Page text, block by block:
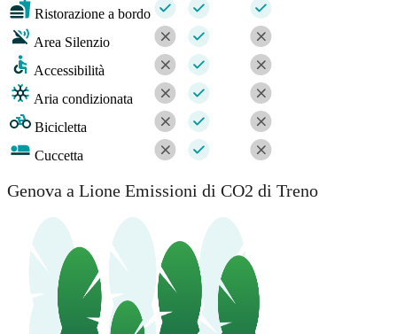
Ristorazione a bordo
Area Silenzio
Accessibilità
Aria condizionata
Bicicletta
Cuccetta
Genova a Lione Emissioni di CO2 di Treno